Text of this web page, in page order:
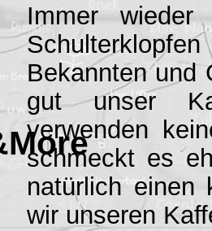
Immer
Bekannten und
gut unser
verwenden
schmeckt es
natürlich einen
wir unseren